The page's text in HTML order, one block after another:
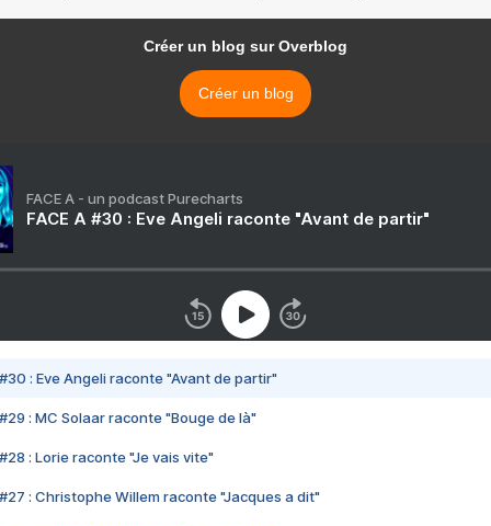
Créer un blog sur Overblog
Créer un blog
FACE A - un podcast Purecharts
FACE A #30 : Eve Angeli raconte "Avant de partir"
#30 : Eve Angeli raconte "Avant de partir"
#29 : MC Solaar raconte "Bouge de là"
#28 : Lorie raconte "Je vais vite"
#27 : Christophe Willem raconte "Jacques a dit"